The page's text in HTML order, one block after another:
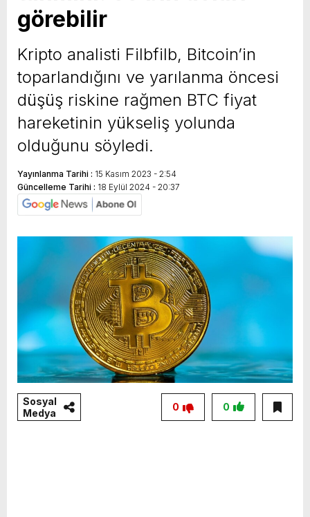
yeni özellikler belli oldu
görebilir
Kripto analisti Filbfilb, Bitcoin’in
toparlandığını ve yarılanma öncesi
düşüş riskine rağmen BTC fiyat
hareketinin yükseliş yolunda
olduğunu söyledi.
Yayınlanma Tarihi : 15 Kasım 2023 - 2:54
Güncelleme Tarihi : 18 Eylül 2024 - 20:37
Sosyal
Medya
0
0